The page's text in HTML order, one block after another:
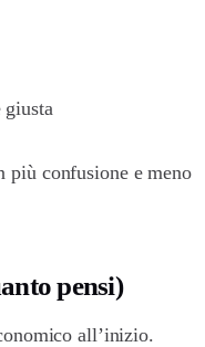
giusta
più confusione e meno
pensi)
all’inizio.